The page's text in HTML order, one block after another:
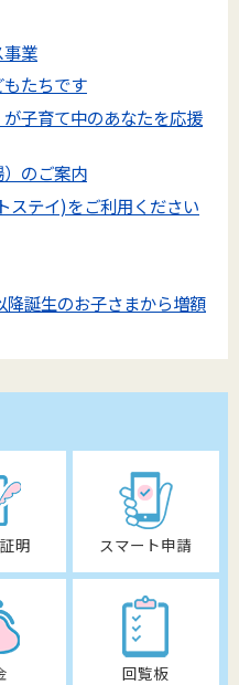
業
たちです
子育て中のあなたを応援
のご案内
ステイ)をご利用ください
誕生のお子さまから増額
明 スマート申請
回覧板